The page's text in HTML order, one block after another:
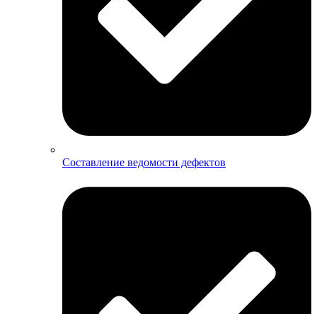
Составление ведомости дефектов